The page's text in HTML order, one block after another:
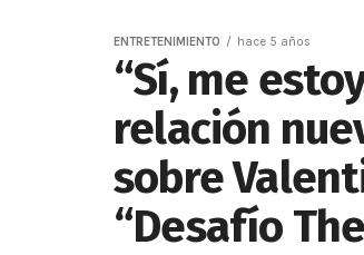
ENTRETENIMIENTO hace 5 años
“Sí, me
relación
sobre
“Desafío